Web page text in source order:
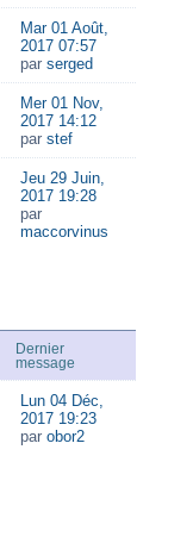
Mar 01 Août,
2017 07:57
par serged
Mer 01 Nov,
2017 14:12
par stef
Jeu 29 Juin,
2017 19:28
par
maccorvinus
Dernier
message
Lun 04 Déc,
2017 19:23
par obor2